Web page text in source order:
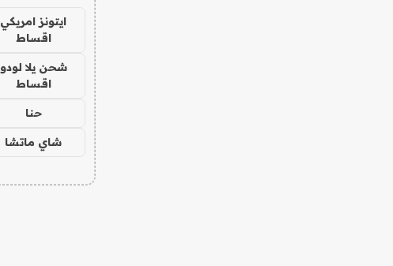
ايتونز امريكي
اقساط
شحن يلا لودو
اقساط
حنا
شاي ماتشا